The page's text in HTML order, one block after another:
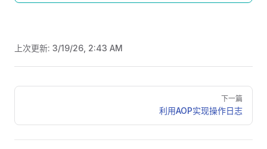
上次更新: 3/19/26, 2:43 AM
Pager
下一篇
利用AOP实现操作日志